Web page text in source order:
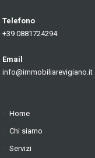
Telefono
+39 0881724294
Email
info@immobiliarevigiano.it
Home
Chi siamo
Servizi